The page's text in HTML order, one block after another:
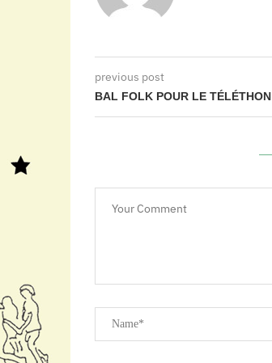
previous post
BAL FOLK POUR LE TÉLÉTHON